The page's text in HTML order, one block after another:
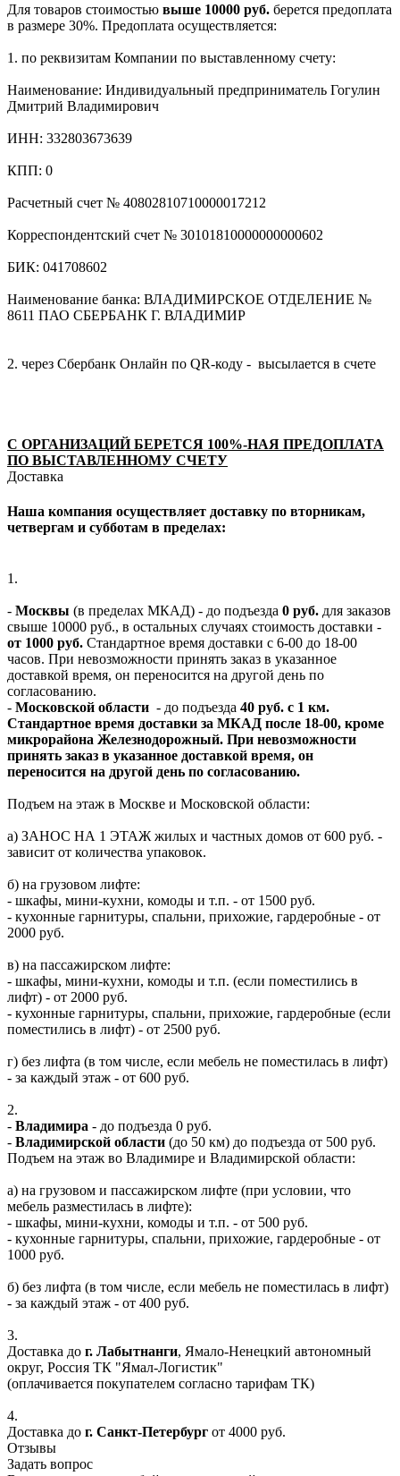
Для товаров стоимостью выше 10000 руб. берется предоплата
в размере 30%. Предоплата осуществляется:
1. по реквизитам Компании по выставленному счету:
Наименование: Индивидуальный предприниматель Гогулин
Дмитрий Владимирович
ИНН: 332803673639
КПП: 0
Расчетный счет № 40802810710000017212
Корреспондентский счет № 30101810000000000602
БИК: 041708602
Наименование банка: ВЛАДИМИРСКОЕ ОТДЕЛЕНИЕ №
8611 ПАО СБЕРБАНК Г. ВЛАДИМИР
2. через Сбербанк Онлайн по QR-коду - высылается в счете
С ОРГАНИЗАЦИЙ БЕРЕТСЯ 100%-НАЯ ПРЕДОПЛАТА
ПО ВЫСТАВЛЕННОМУ СЧЕТУ
Доставка
Наша компания осуществляет доставку по вторникам,
четвергам и субботам в пределах:
1.
- Москвы (в пределах МКАД) - до подъезда 0 руб. для заказов
свыше 10000 руб., в остальных случаях стоимость доставки -
от 1000 руб. Стандартное время доставки с 6-00 до 18-00
часов. При невозможности принять заказ в указанное
доставкой время, он переносится на другой день по
согласованию.
- Московской области - до подъезда 40 руб. с 1 км.
Стандартное время доставки за МКАД после 18-00, кроме
микрорайона Железнодорожный. При невозможности
принять заказ в указанное доставкой время, он
переносится на другой день по согласованию.
Подъем на этаж в Москве и Московской области:
а) ЗАНОС НА 1 ЭТАЖ жилых и частных домов от 600 руб. -
зависит от количества упаковок.
б) на грузовом лифте:
- шкафы, мини-кухни, комоды и т.п. - от 1500 руб.
- кухонные гарнитуры, спальни, прихожие, гардеробные - от
2000 руб.
в) на пассажирском лифте:
- шкафы, мини-кухни, комоды и т.п. (если поместились в
лифт) - от 2000 руб.
- кухонные гарнитуры, спальни, прихожие, гардеробные (если
поместились в лифт) - от 2500 руб.
г) без лифта (в том числе, если мебель не поместилась в лифт)
- за каждый этаж - от 600 руб.
2.
- Владимира - до подъезда 0 руб.
- Владимирской области (до 50 км) до подъезда от 500 руб.
Подъем на этаж во Владимире и Владимирской области:
а) на грузовом и пассажирском лифте (при условии, что
мебель разместилась в лифте):
- шкафы, мини-кухни, комоды и т.п. - от 500 руб.
- кухонные гарнитуры, спальни, прихожие, гардеробные - от
1000 руб.
б) без лифта (в том числе, если мебель не поместилась в лифт)
- за каждый этаж - от 400 руб.
3.
Доставка до г. Лабытнанги, Ямало-Ненецкий автономный
округ, Россия ТК "Ямал-Логистик"
(оплачивается покупателем согласно тарифам ТК)
4.
Доставка до г. Санкт-Петербург от 4000 руб.
Отзывы
Задать вопрос